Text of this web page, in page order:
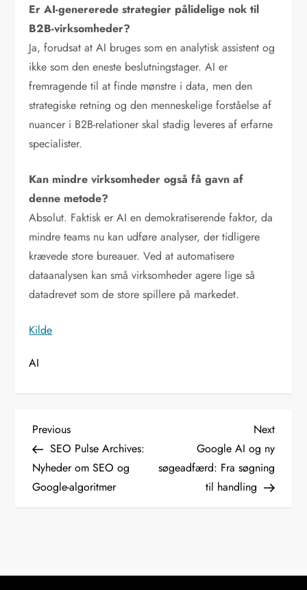
Er AI-genererede strategier pålidelige nok til
B2B-virksomheder?
Ja, forudsat at AI bruges som en analytisk assistent og
ikke som den eneste beslutningstager. AI er
fremragende til at finde mønstre i data, men den
strategiske retning og den menneskelige forståelse af
nuancer i B2B-relationer skal stadig leveres af erfarne
specialister.
Kan mindre virksomheder også få gavn af
denne metode?
Absolut. Faktisk er AI en demokratiserende faktor, da
mindre teams nu kan udføre analyser, der tidligere
krævede store bureauer. Ved at automatisere
dataanalysen kan små virksomheder agere lige så
datadrevet som de store spillere på markedet.
Kilde
AI
I
n
d
Previous
Post
Previous
SEO Pulse Archives:
Nyheder om SEO og
Google-algoritmer
Next
Post
Next
Google AI og ny
søgeadfærd: Fra søgning
til handling